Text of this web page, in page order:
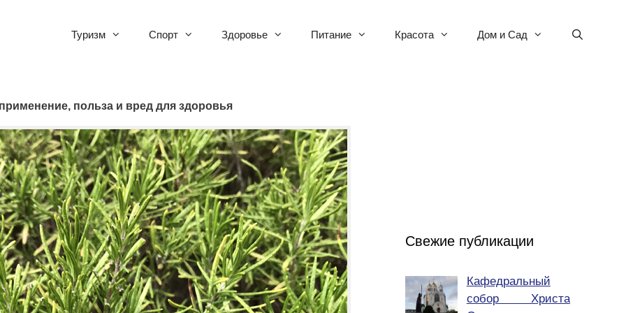
Туризм Спорт Здоровье Питание Красота Дом и Сад
польза и вред для здоровья
Свежие публикации
Кафедральный
собор Христа